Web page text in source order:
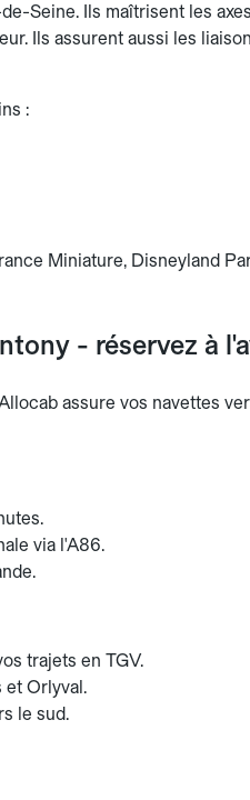
Seine. Ils maîtrisent les
Ils assurent aussi les
:
Miniature, Disneyland
- réservez à
assure vos navettes
via l'A86.
trajets en TGV.
et Orlyval.
le sud.